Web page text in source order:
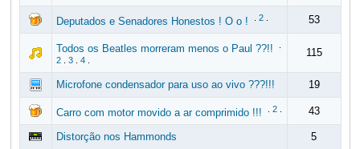
Deputados e Senadores Honestos ! O o ! 2. 53
Todos os Beatles morreram menos o Paul ??!!
2. 3. 4.
115
Microfone condensador para uso ao vivo ???!!! 19
Carro com motor movido a ar comprimido !!! 2. 43
Distorção nos Hammonds 5